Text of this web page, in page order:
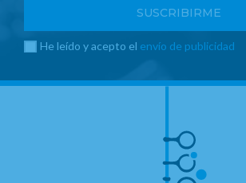
He leído y acepto el envío de publicidad